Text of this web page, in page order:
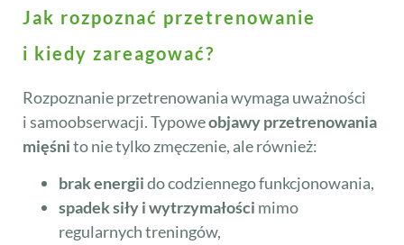
Jak rozpoznać przetrenowanie
i kiedy zareagować?
Rozpoznanie przetrenowania wymaga uważności
i samoobserwacji. Typoweobjawy przetrenowania
mięśnito nie tylko zmęczenie, ale również:
brak energiido codziennego funkcjonowania,
spadek siły i wytrzymałości mimo
regularnych treningów,